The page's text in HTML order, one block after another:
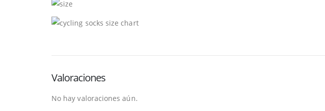
Valoraciones
No hay valoraciones aún.